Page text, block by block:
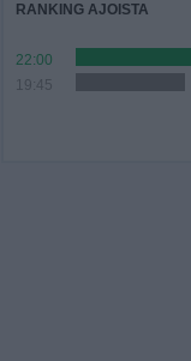
RANKING AJOISTA
22:00
19:45